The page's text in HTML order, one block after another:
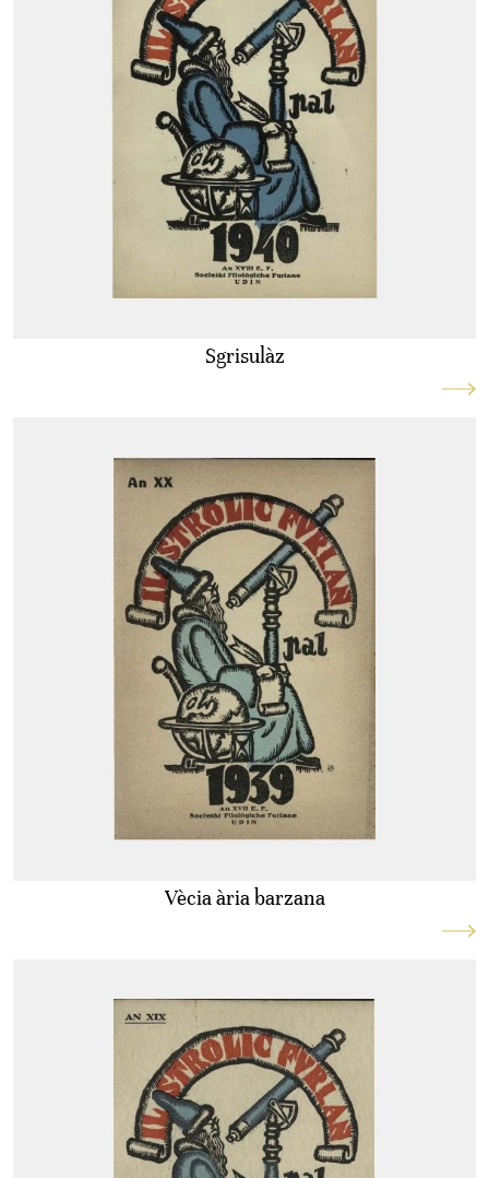
Sgrisulàz
Vècia ària barzana